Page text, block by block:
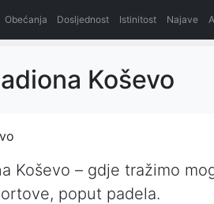
Obećanja Dosljednost Istinitost Najave
Koševo
Koševo – gdje tražimo
poput padela.